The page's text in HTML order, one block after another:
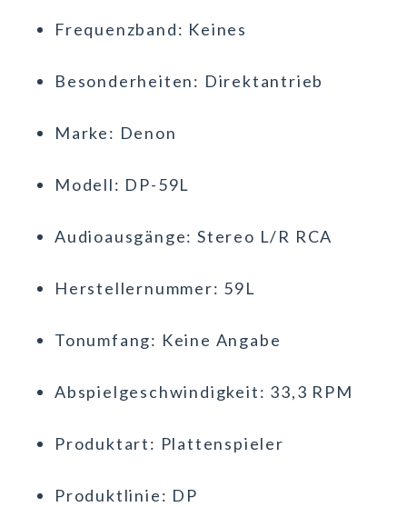
Frequenzband: Keines
Besonderheiten: Direktantrieb
Marke: Denon
Modell: DP-59L
Audioausgänge: Stereo L/R RCA
Herstellernummer: 59L
Tonumfang: Keine Angabe
Abspielgeschwindigkeit: 33,3 RPM
Produktart: Plattenspieler
Produktlinie: DP